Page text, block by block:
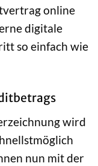
online
digitale
so einfach wie
wird
nun mit der